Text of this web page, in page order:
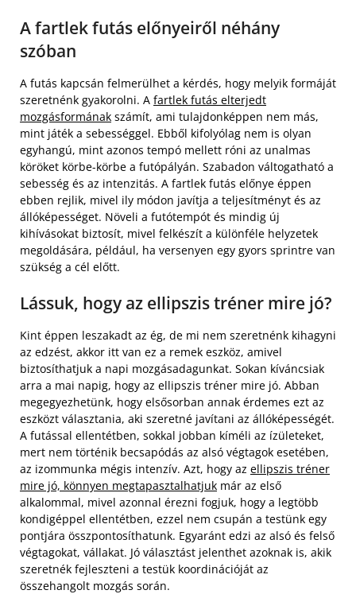
A fartlek futás előnyeiről néhány
szóban
A futás kapcsán felmerülhet a kérdés, hogy melyik formáját
szeretnénk gyakorolni. A fartlek futás elterjedt
mozgásformának számít, ami tulajdonképpen nem más,
mint játék a sebességgel. Ebből kifolyólag nem is olyan
egyhangú, mint azonos tempó mellett róni az unalmas
köröket körbe-körbe a futópályán. Szabadon váltogatható a
sebesség és az intenzitás. A fartlek futás előnye éppen
ebben rejlik, mivel ily módon javítja a teljesítményt és az
állóképességet. Növeli a futótempót és mindig új
kihívásokat biztosít, mivel felkészít a különféle helyzetek
megoldására, például, ha versenyen egy gyors sprintre van
szükség a cél előtt.
Lássuk, hogy az ellipszis tréner mire jó?
Kint éppen leszakadt az ég, de mi nem szeretnénk kihagyni
az edzést, akkor itt van ez a remek eszköz, amivel
biztosíthatjuk a napi mozgásadagunkat. Sokan kíváncsiak
arra a mai napig, hogy az ellipszis tréner mire jó. Abban
megegyezhetünk, hogy elsősorban annak érdemes ezt az
eszközt választania, aki szeretné javítani az állóképességét.
A futással ellentétben, sokkal jobban kíméli az ízületeket,
mert nem történik becsapódás az alsó végtagok esetében,
az izommunka mégis intenzív. Azt, hogy az ellipszis tréner
mire jó, könnyen megtapasztalhatjuk már az első
alkalommal, mivel azonnal érezni fogjuk, hogy a legtöbb
kondigéppel ellentétben, ezzel nem csupán a testünk egy
pontjára összpontosíthatunk. Egyaránt edzi az alsó és felső
végtagokat, vállakat. Jó választást jelenthet azoknak is, akik
szeretnék fejleszteni a testük koordinációját az
összehangolt mozgás során.